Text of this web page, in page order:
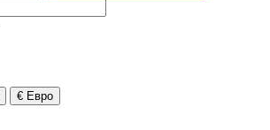
€ Евро